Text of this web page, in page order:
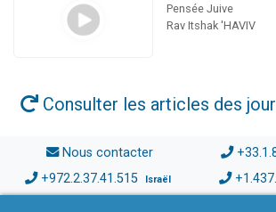
Pensée Juive
Rav Itshak 'HAVIV
Consulter les articles des
Nous contacter
+972.2.37.41.515 Israël